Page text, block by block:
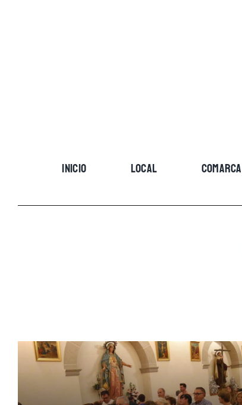
INICIO LOCAL COMARCA